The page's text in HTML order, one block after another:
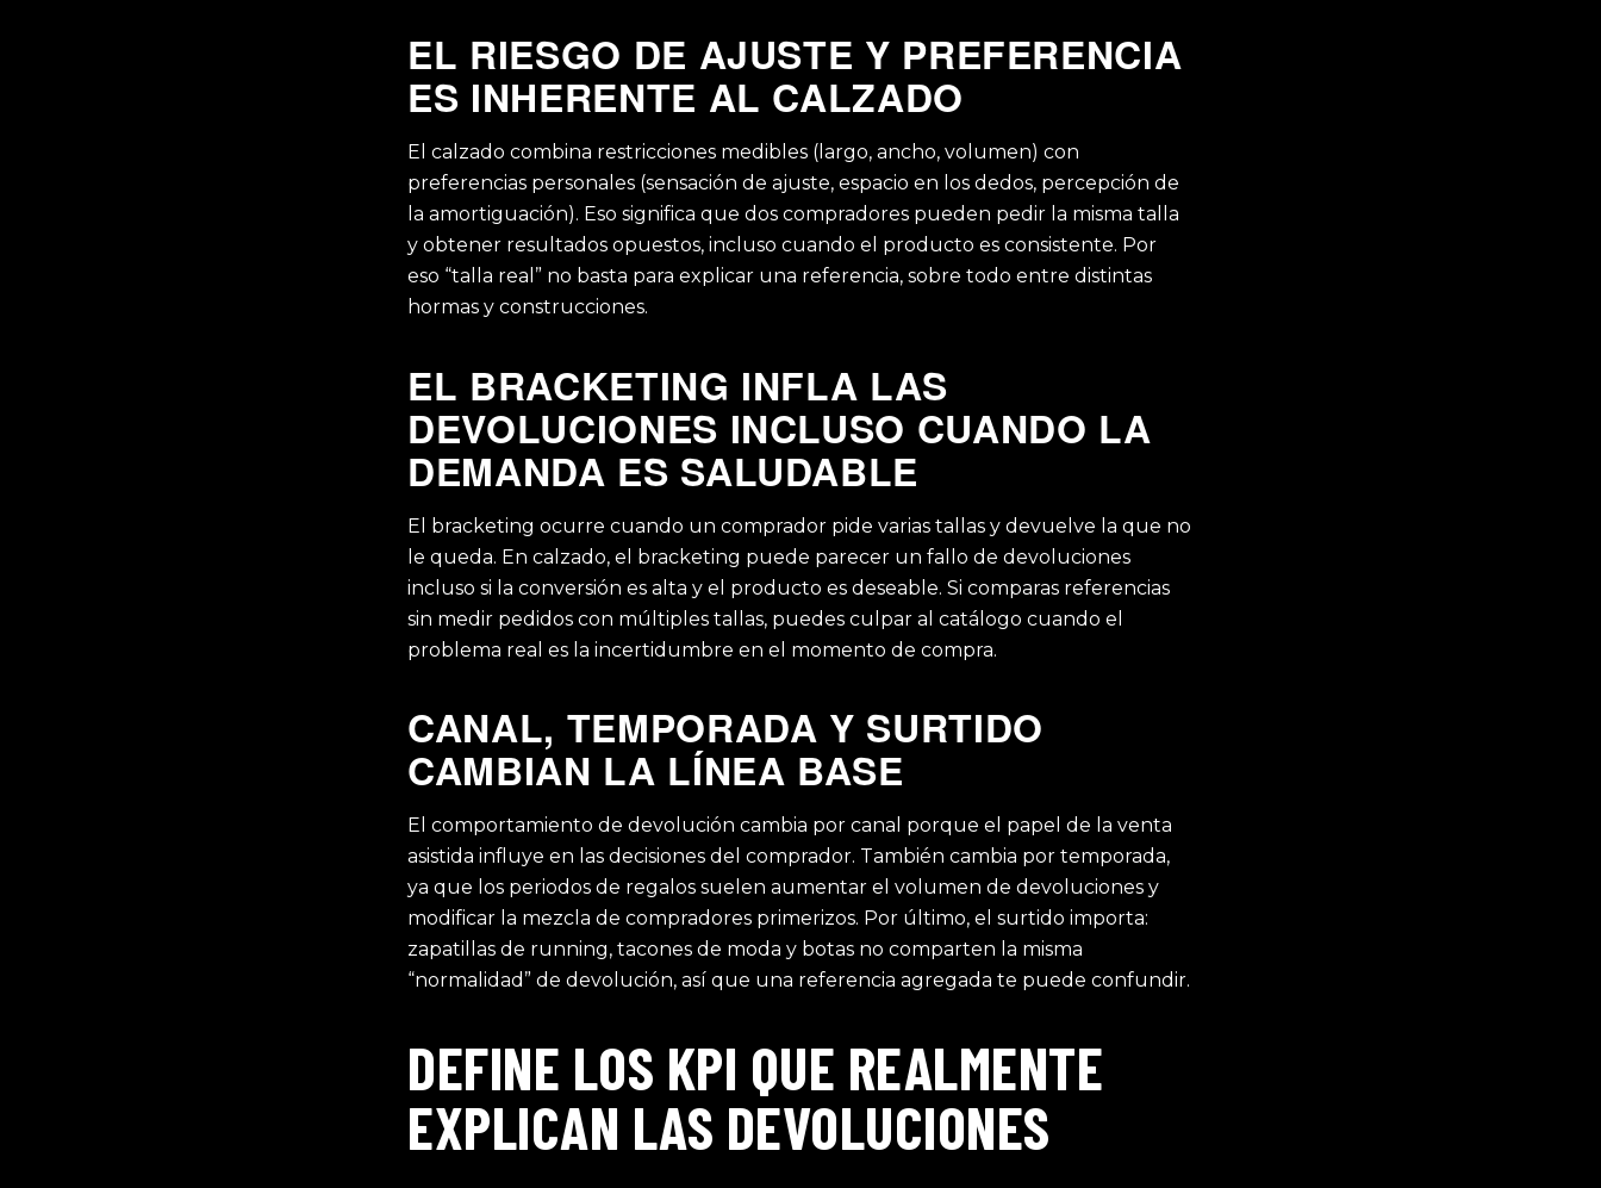
EL RIESGO DE AJUSTE Y PREFERENCIA
ES INHERENTE AL CALZADO
El calzado combina restricciones medibles (largo, ancho, volumen) con
preferencias personales (sensación de ajuste, espacio en los dedos, percepción de
la amortiguación). Eso significa que dos compradores pueden pedir la misma talla
y obtener resultados opuestos, incluso cuando el producto es consistente. Por
eso “talla real” no basta para explicar una referencia, sobre todo entre distintas
hormas y construcciones.
EL BRACKETING INFLA LAS
DEVOLUCIONES INCLUSO CUANDO LA
DEMANDA ES SALUDABLE
El bracketing ocurre cuando un comprador pide varias tallas y devuelve la que no
le queda. En calzado, el bracketing puede parecer un fallo de devoluciones
incluso si la conversión es alta y el producto es deseable. Si comparas referencias
sin medir pedidos con múltiples tallas, puedes culpar al catálogo cuando el
problema real es la incertidumbre en el momento de compra.
CANAL, TEMPORADA Y SURTIDO
CAMBIAN LA LÍNEA BASE
El comportamiento de devolución cambia por canal porque el papel de la venta
asistida influye en las decisiones del comprador. También cambia por temporada,
ya que los periodos de regalos suelen aumentar el volumen de devoluciones y
modificar la mezcla de compradores primerizos. Por último, el surtido importa:
zapatillas de running, tacones de moda y botas no comparten la misma
“normalidad” de devolución, así que una referencia agregada te puede confundir.
DEFINE LOS KPI QUE REALMENTE
EXPLICAN LAS DEVOLUCIONES